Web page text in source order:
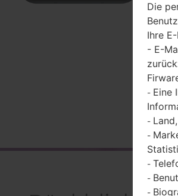
Die
Ihre
- E-
- Eine
-
-
-
-
-